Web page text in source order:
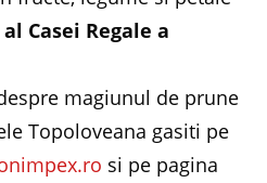
Casei Regale a
magiunul de prune
Topoloveana gasiti pe
si pe pagina